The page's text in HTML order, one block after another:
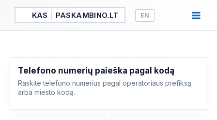
Pereiti
turinio
KAS PASKAMBINO.LT EN
Telefono numerių paieška pagal kodą
Raskite telefono numerius pagal operatoriaus prefiksą
arba miesto kodą.